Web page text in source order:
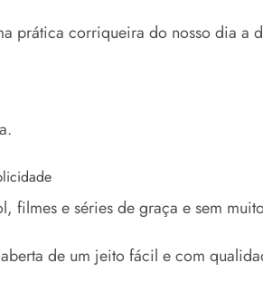
prática corriqueira do nosso dia a
filmes e séries de graça e sem
de um jeito fácil e com